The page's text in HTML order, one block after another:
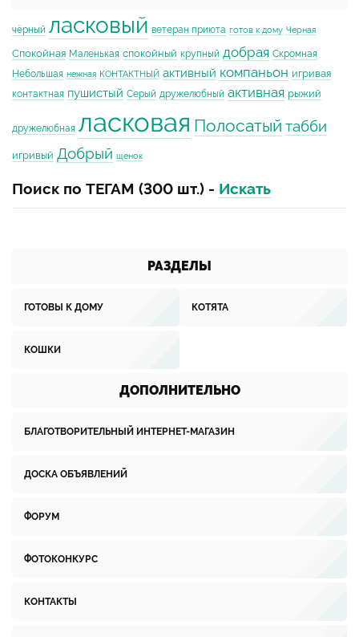
чёрный ласковый ветеран приюта готов к дому Черная
Спокойная Маленькая спокойный крупный добрая Скромная
Небольшая нежная КОНТАКТНЫЙ активный компаньон игривая
контактная пушистый Серый дружелюбный активная рыжий
дружелюбная ласковая Полосатый табби
игривый Добрый щенок
Поиск по ТЕГАМ (300 шт.) - Искать
РАЗДЕЛЫ
ГОТОВЫ К ДОМУ КОТЯТА
КОШКИ
ДОПОЛНИТЕЛЬНО
БЛАГОТВОРИТЕЛЬНЫЙ ИНТЕРНЕТ-МАГАЗИН
ДОСКА ОБЪЯВЛЕНИЙ
ФОРУМ
ФОТОКОНКУРС
КОНТАКТЫ